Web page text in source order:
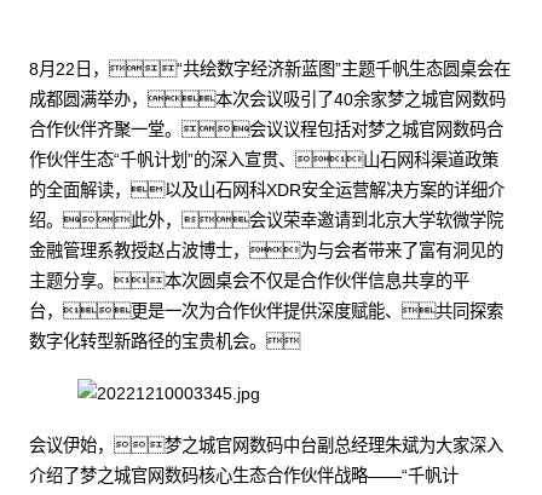
8月22日，“共绘数字经济新蓝图”主题千帆生态圆桌会在
成都圆满举办，本次会议吸引了40余家梦之城官网数码
合作伙伴齐聚一堂。会议议程包括对梦之城官网数码合
作伙伴生态“千帆计划”的深入宣贯、山石网科渠道政策
的全面解读，以及山石网科XDR安全运营解决方案的详细介
绍。此外，会议荣幸邀请到北京大学软微学院
金融管理系教授赵占波博士，为与会者带来了富有洞见的
主题分享。本次圆桌会不仅是合作伙伴信息共享的平
台，更是一次为合作伙伴提供深度赋能、共同探索
数字化转型新路径的宝贵机会。
会议伊始，梦之城官网数码中台副总经理朱斌为大家深入
介绍了梦之城官网数码核心生态合作伙伴战略——“千帆计